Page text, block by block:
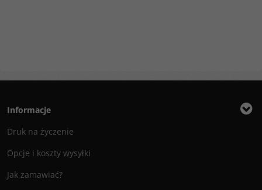
Informacje
Druk na życzenie
Opcje i koszty wysyłki
Jak zamawiać?